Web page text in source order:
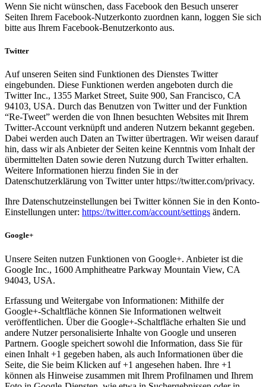
Wenn Sie nicht wünschen, dass Facebook den Besuch unserer
Seiten Ihrem Facebook-Nutzerkonto zuordnen kann, loggen Sie sich
bitte aus Ihrem Facebook-Benutzerkonto aus.
Twitter
Auf unseren Seiten sind Funktionen des Dienstes Twitter
eingebunden. Diese Funktionen werden angeboten durch die
Twitter Inc., 1355 Market Street, Suite 900, San Francisco, CA
94103, USA. Durch das Benutzen von Twitter und der Funktion
“Re-Tweet” werden die von Ihnen besuchten Websites mit Ihrem
Twitter-Account verknüpft und anderen Nutzern bekannt gegeben.
Dabei werden auch Daten an Twitter übertragen. Wir weisen darauf
hin, dass wir als Anbieter der Seiten keine Kenntnis vom Inhalt der
übermittelten Daten sowie deren Nutzung durch Twitter erhalten.
Weitere Informationen hierzu finden Sie in der
Datenschutzerklärung von Twitter unter https://twitter.com/privacy.
Ihre Datenschutzeinstellungen bei Twitter können Sie in den Konto-
Einstellungen unter: https://twitter.com/account/settings ändern.
Google+
Unsere Seiten nutzen Funktionen von Google+. Anbieter ist die
Google Inc., 1600 Amphitheatre Parkway Mountain View, CA
94043, USA.
Erfassung und Weitergabe von Informationen: Mithilfe der
Google+-Schaltfläche können Sie Informationen weltweit
veröffentlichen. Über die Google+-Schaltfläche erhalten Sie und
andere Nutzer personalisierte Inhalte von Google und unseren
Partnern. Google speichert sowohl die Information, dass Sie für
einen Inhalt +1 gegeben haben, als auch Informationen über die
Seite, die Sie beim Klicken auf +1 angesehen haben. Ihre +1
können als Hinweise zusammen mit Ihrem Profilnamen und Ihrem